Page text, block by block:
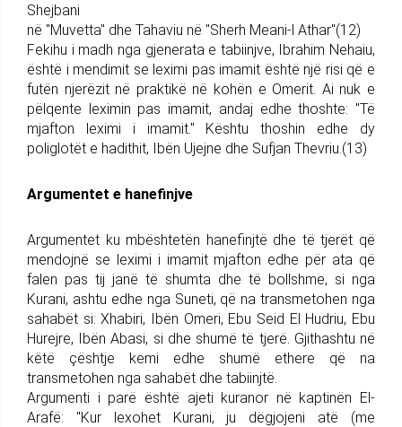
Shejbani
në "Muvetta" dhe Tahaviu në "Sherh Meani-l Athar"(12)
Fekihu i madh nga gjenerata e tabiinjve, Ibrahim Nehaiu,
është i mendimit se leximi pas imamit është një risi që e
futën njerëzit në praktikë në kohën e Omerit. Ai nuk e
pëlqente leximin pas imamit, andaj edhe thoshte: "Të
mjafton leximi i imamit." Kështu thoshin edhe dy
poliglotët e hadithit, Ibën Ujejne dhe Sufjan Thevriu.(13)
Argumentet e hanefinjve
Argumentet ku mbështetën hanefinjtë dhe të tjerët që
mendojnë se leximi i imamit mjafton edhe për ata që
falen pas tij janë të shumta dhe të bollshme, si nga
Kurani, ashtu edhe nga Suneti, që na transmetohen nga
sahabët si: Xhabiri, Ibën Omeri, Ebu Seid El Hudriu, Ebu
Hurejre, Ibën Abasi, si dhe shumë të tjerë. Gjithashtu në
këtë çështje kemi edhe shumë ethere që na
transmetohen nga sahabët dhe tabiinjtë.
Argumenti i parë është ajeti kuranor në kaptinën El-
Arafë: "Kur lexohet Kurani, ju dëgjojeni atë (me